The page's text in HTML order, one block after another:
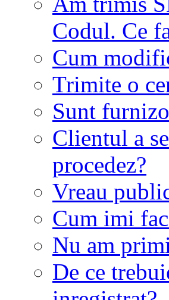
Codul. Ce
Cum
Trimite o
Sunt
Clientul a
procedez?
Vreau
Cum imi
Nu am
De ce